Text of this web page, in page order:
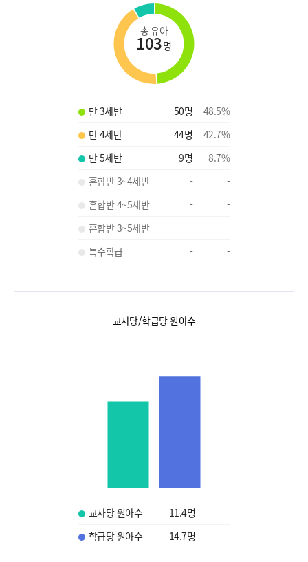
총 유아
103명
만 3세반 50명 48.5%
만 4세반
44명 42.7%
만 5세반
9명 8.7%
혼합반 3~4세반
-
-
혼합반 4~5세반
-
-
혼합반 3~5세반
-
-
특수학급
- -
교사당/학급당 원아수
교사당 원아수 11.4명
학급당 원아수
14.7명